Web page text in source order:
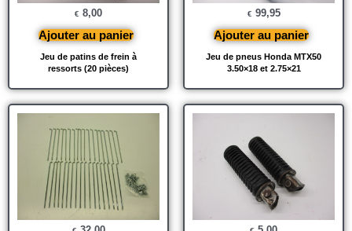
Jeu de patins de frein à
ressorts (20 pièces)
€ 8,00
Ajouter au panier
Jeu de pneus Honda MTX50
3.50×18 et 2.75×21
€ 99,95
Ajouter au panier